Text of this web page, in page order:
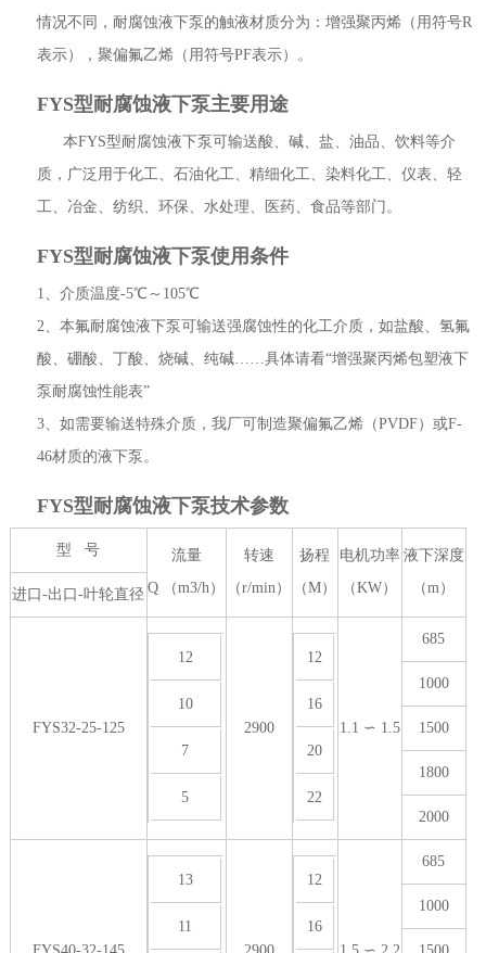
情况不同，耐腐蚀液下泵的触液材质分为：增强聚丙烯（用符号R
表示），聚偏氟乙烯（用符号PF表示）。
FYS型耐腐蚀液下泵主要用途
本FYS型耐腐蚀液下泵可输送酸、碱、盐、油品、饮料等介
质，广泛用于化工、石油化工、精细化工、染料化工、仪表、轻
工、冶金、纺织、环保、水处理、医药、食品等部门。
FYS型耐腐蚀液下泵使用条件
1、介质温度-5℃～105℃
2、本氟耐腐蚀液下泵可输送强腐蚀性的化工介质，如盐酸、氢氟
酸、硼酸、丁酸、烧碱、纯碱……具体请看“增强聚丙烯包塑液下
泵耐腐蚀性能表”
3、如需要输送特殊介质，我厂可制造聚偏氟乙烯（PVDF）或F-
46材质的液下泵。
FYS型耐腐蚀液下泵技术参数
型 号
流量
Q （m3/h）
转速
（r/min）
扬程
（M）
电机功率
（KW）
液下深度
（m）
进口-出口-叶轮直径
FYS32-25-125
12
10
7
5
2900
12
16
20
22
1.1 ∽ 1.5
685
1000
1500
1800
2000
13
11
12
16
685
1000